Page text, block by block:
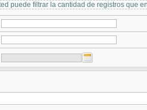
puede filtrar la cantidad de registros que